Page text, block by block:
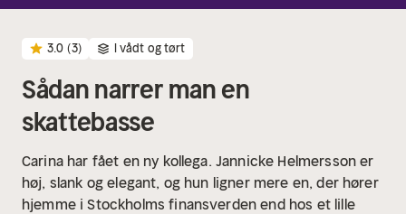
3.0 (3) I vådt og tørt
Sådan narrer man en
skattebasse
Carina har fået en ny kollega. Jannicke Helmersson er
høj, slank og elegant, og hun ligner mere en, der hører
hjemme i Stockholms finansverden end hos et lille